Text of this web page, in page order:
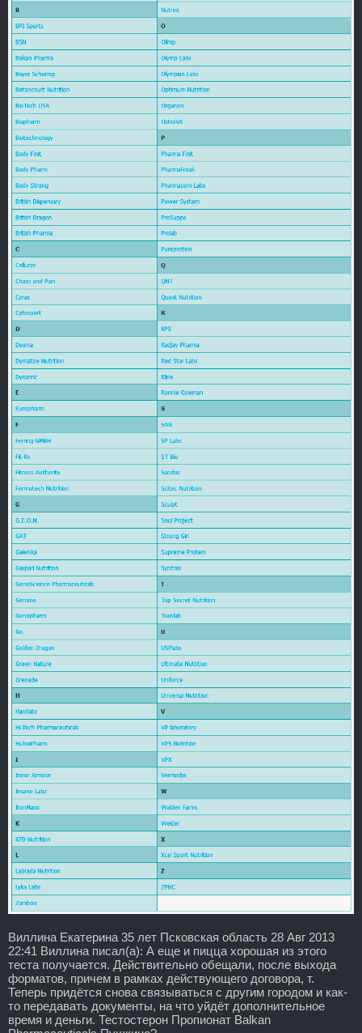
Виллина Екатерина 35 лет Псковская область 28 Авг 2013
22:41 Виллина писал(а): А еще и пицца хорошая из этого
теста получается. Действительно обещали, после выхода
форматов, причем в рамках действующего договора, т.
Теперь придётся снова связываться с другим городом и как-
то передавать документы, на что уйдёт дополнительное
время и деньги. Тестостерон Пропионат Balkan